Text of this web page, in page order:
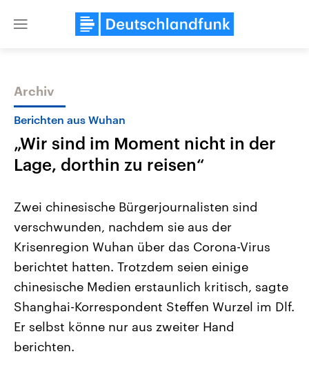
Close
Themen
Landtagswahl Sachsen-Anhalt
2026
Alle Informationen
Sachsen-Anhalt wählt am 6.
September 2026 einen neuen
Landtag. Seit 2021 wird das
Bundesland von einer Koalition aus
CDU, SPD und FDP regiert.-
Umfragen, Prognosen,
Wahlprogramme, aktuelle Berichte
und Hintergründe zu den Parteien
USA
Aktuelle Beiträge,
Hintergründe
Wirtschaftlich und
gehören die Vereinigten
den mächtigsten Ländern
mit großem Einfluss auf
Sendungen
Archiv
Berichten aus Wuhan
„Wir sind im Moment nicht in der
Lage, dorthin zu reisen“
Zwei chinesische Bürgerjournalisten sind
verschwunden, nachdem sie aus der
Krisenregion Wuhan über das Corona-Virus
berichtet hatten. Trotzdem seien einige
chinesische Medien erstaunlich kritisch, sagte
Shanghai-Korrespondent Steffen Wurzel im Dlf.
Er selbst könne nur aus zweiter Hand
berichten.